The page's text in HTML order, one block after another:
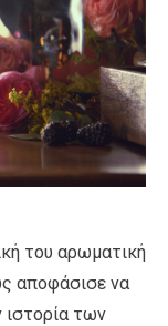
του αρωματική
αποφάσισε να
ιστορία των